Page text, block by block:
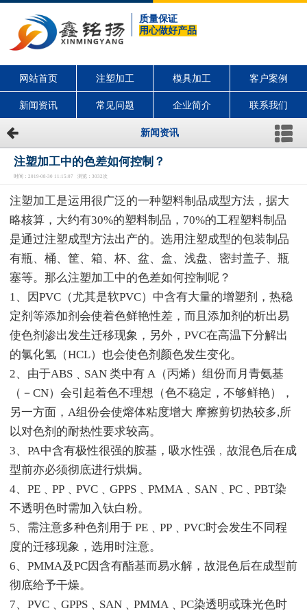
质量保证
用心做好产品
网站首页 注塑加工 模具加工 客户案例
新闻资讯 常见问题 企业简介 联系我们
新闻资讯
注塑加工中的色差如何控制？
时间：2019-08-30 11:15:07 浏览：3032次
注塑加工是运用很广泛的一种塑料制品成型方法，据大
略核算，大约有30%的塑料制品，70%的工程塑料制品
是通过注塑成型方法出产的。选用注塑成型的包装制品
有瓶、桶、筐、箱、杯、盆、盒、浅盘、密封盖子、瓶
塞等。那么注塑加工中的色差如何控制呢？
1、因PVC（尤其是软PVC）中含有大量的增塑剂，热稳
定剂等添加剂会使着色鲜艳性差，而且添加剂的析出易
使色剂渗出发生迁移现象，另外，PVC在高温下分解出
的氯化氢（HCL）也会使色剂颜色发生变化。
2、由于ABS﹑SAN 类中有 A（丙烯）组份而月青氨基
（－CN）会引起着色不理想（色不稳定，不够鲜艳），
另一方面，A组份会使熔体粘度增大 摩擦剪切热较多,所
以对色剂的耐热性要求较高。
3、PA中含有极性很强的胺基，吸水性强﹐故混色后在成
型前亦必须彻底进行烘焗。
4、PE﹑PP﹑PVC﹑GPPS﹑PMMA﹑SAN﹑PC﹑PBT染
不透明色时需加入钛白粉。
5、需注意多种色剂用于 PE﹑PP﹑PVC时会发生不同程
度的迁移现象，选用时注意。
6、PMMA及PC因含有酯基而易水解，故混色后在成型前
彻底给予干燥。
7、PVC﹑GPPS﹑SAN﹑PMMA﹑PC染透明或珠光色时